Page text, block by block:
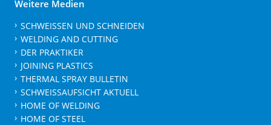
Weitere Medien
SCHWEISSEN UND SCHNEIDEN
WELDING AND CUTTING
DER PRAKTIKER
JOINING PLASTICS
THERMAL SPRAY BULLETIN
SCHWEISSAUFSICHT AKTUELL
HOME OF WELDING
HOME OF STEEL